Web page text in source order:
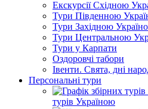
Екскурсії Східною
Тури Південною
Тури Західною
Тури Центральною
Тури у Карпати
Оздоровчі табори
Івенти. Свята, дні
Персональні тури
турів Україною